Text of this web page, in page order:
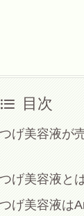
目次
げ美容液が
げ美容液と
げ美容液は